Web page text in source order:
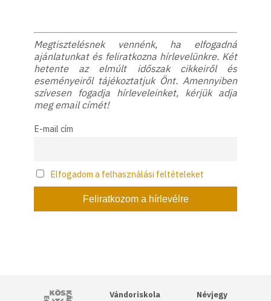
Megtisztelésnek vennénk, ha elfogadná
ajánlatunkat és feliratkozna hírlevelünkre. Két
hetente az elmúlt időszak cikkeiről és
eseményeiről tájékoztatjuk Önt. Amennyiben
szívesen fogadja hírleveleinket, kérjük adja
meg email címét!
E-mail cím
Elfogadom a felhasználási feltételeket
Kós Károly Egyesülés
Vándoriskola
Névjegy